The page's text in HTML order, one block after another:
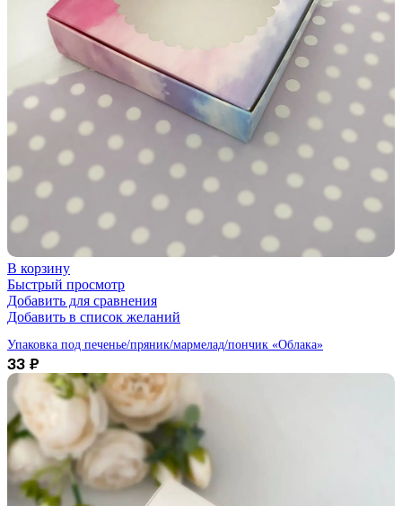
В корзину
Быстрый просмотр
Добавить для сравнения
Добавить в список желаний
Упаковка под печенье/пряник/мармелад/пончик «Облака»
33 ₽